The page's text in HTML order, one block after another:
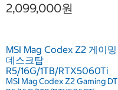
2,099,000원
MSI Mag Codex Z2 게이밍
데스크탑
R5/16G/1TB/RTX5060Ti
MSI Mag Codex Z2 Gaming DT